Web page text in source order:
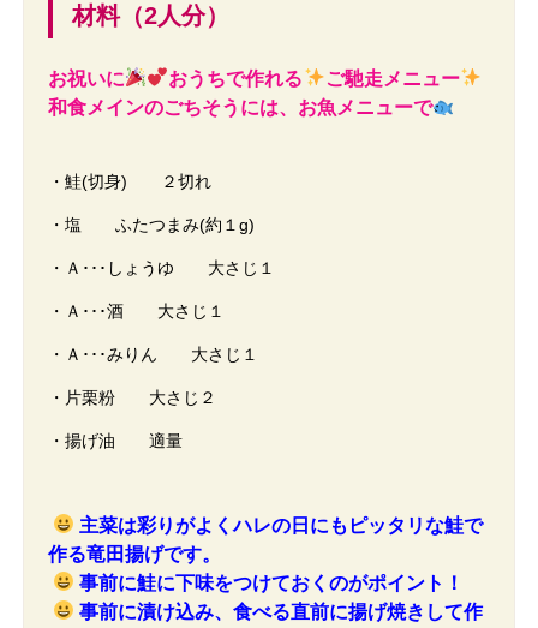
材料（2人分）
お祝いに おうちで作れる
ご馳走メニュー
和食メインのごちそうには、お魚メニューで
・鮭(切身) ２切れ
・塩 ふたつまみ(約１g)
・Ａ･･･しょうゆ 大さじ１
・Ａ･･･酒 大さじ１
・Ａ･･･みりん 大さじ１
・片栗粉 大さじ２
・揚げ油 適量
主菜は彩りがよくハレの日にもピッタリな鮭で
作る竜田揚げです。
事前に鮭に下味をつけておくのがポイント！
事前に漬け込み、食べる直前に揚げ焼きして作